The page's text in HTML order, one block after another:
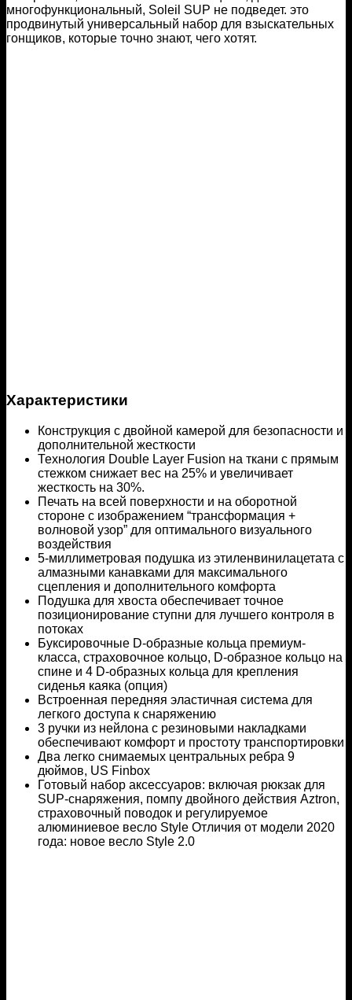
многофункциональный, Soleil SUP не подведет. это
продвинутый универсальный набор для взыскательных
гонщиков, которые точно знают, чего хотят.
Характеристики
Конструкция с двойной камерой для безопасности и
дополнительной жесткости
Технология Double Layer Fusion на ткани с прямым
стежком снижает вес на 25% и увеличивает
жесткость на 30%.
Печать на всей поверхности и на оборотной
стороне с изображением “трансформация +
волновой узор” для оптимального визуального
воздействия
5-миллиметровая подушка из этиленвинилацетата с
алмазными канавками для максимального
сцепления и дополнительного комфорта
Подушка для хвоста обеспечивает точное
позиционирование ступни для лучшего контроля в
потоках
Буксировочные D-образные кольца премиум-
класса, страховочное кольцо, D-образное кольцо на
спине и 4 D-образных кольца для крепления
сиденья каяка (опция)
Встроенная передняя эластичная система для
легкого доступа к снаряжению
3 ручки из нейлона с резиновыми накладками
обеспечивают комфорт и простоту транспортировки
Два легко снимаемых центральных ребра 9
дюймов, US Finbox
Готовый набор аксессуаров: включая рюкзак для
SUP-снаряжения, помпу двойного действия Aztron,
страховочный поводок и регулируемое
алюминиевое весло Style Отличия от модели 2020
года: новое весло Style 2.0